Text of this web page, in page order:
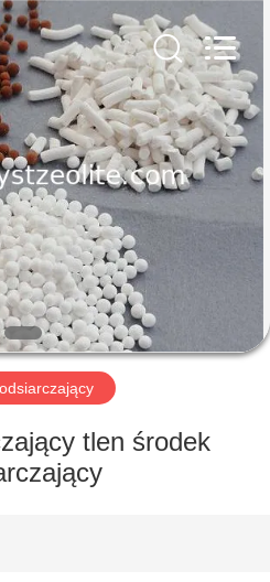
tlen środek